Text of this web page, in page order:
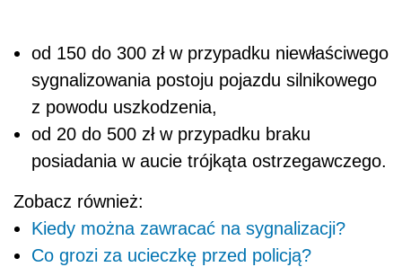
od 150 do 300 zł w przypadku niewłaściwego
sygnalizowania postoju pojazdu silnikowego
z powodu uszkodzenia,
od 20 do 500 zł w przypadku braku
posiadania w aucie trójkąta ostrzegawczego.
Zobacz również:
Kiedy można zawracać na sygnalizacji?
Co grozi za ucieczkę przed policją?